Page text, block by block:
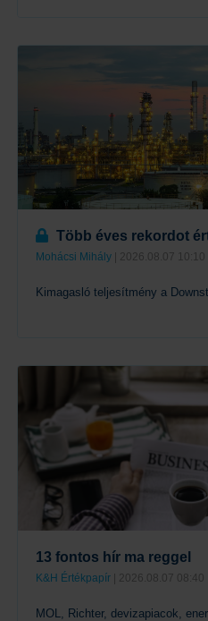
Több éves rekordot
Mohácsi Mihály | 2026.08.07 10:10
Kimagasló teljesítmény a
13 fontos hír ma reggel
K&H Értékpapír | 2026.08.07 08:40
MOL, Richter, devizapiacok,